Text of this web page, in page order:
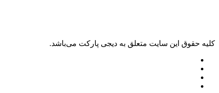
کليه حقوق اين سايت متعلق به دیجی پارکت می‌باشد.